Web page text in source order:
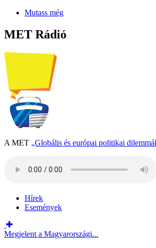
Mutass még
MET Rádió
A MET „Globális és európai politikai
Hírek
Események
Megjelent a Magyarországi...